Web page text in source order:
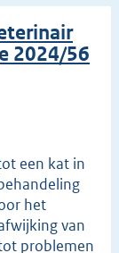
2024/56
een kat in
het
van
problemen